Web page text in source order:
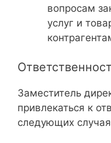
вопросам
услуг и
Заместитель
привлекаться к
следующих